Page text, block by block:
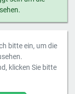
bitte ein, um die
klicken Sie bitte